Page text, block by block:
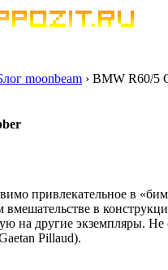
moonbeam › BMW R60/5
привлекательное в
в
на другие экземпляры.
Pillaud).